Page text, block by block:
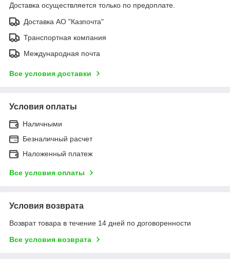
Доставка осуществляется только по предоплате.
Доставка АО "Казпочта"
Транспортная компания
Международная почта
Все условия доставки
Условия оплаты
Наличными
Безналичный расчет
Наложенный платеж
Все условия оплаты
Условия возврата
Возврат товара в течение 14 дней по договоренности
Все условия возврата